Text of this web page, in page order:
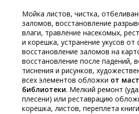
Мойка листов, чистка,
заломов, восстановление
влаги, травление насекомых,
и корешка, устранение укусов от
восстановление заломов на
восстановление после падений,
тиснения и рисунков,
всех элементов обложки от
библиотеки. Мелкий ремонт
плесени) или реставрацию
корешка, листов, переплета книги